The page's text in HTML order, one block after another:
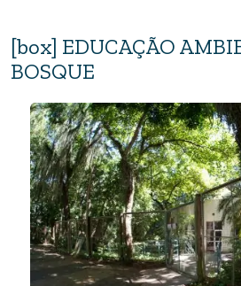
[box] EDUCAÇÃO
BOSQUE